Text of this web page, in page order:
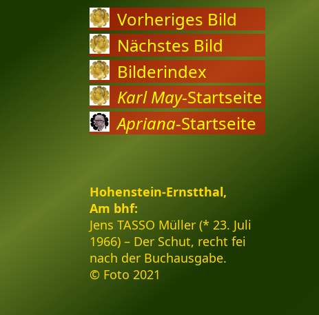
Vorheriges Bild
Nächstes Bild
Bilderindex
Karl May-Startseite
Apriana-Startseite
Hohenstein-Ernstthal,
Am bhf:
Jens TASSO Müller (* 23. Juli
1966) – Der Schut, recht fei
nach der Buchausgabe.
© Foto 2021